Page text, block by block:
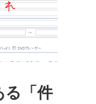
る「件